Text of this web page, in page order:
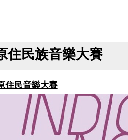
住民族音樂大賽
住民音樂大賽